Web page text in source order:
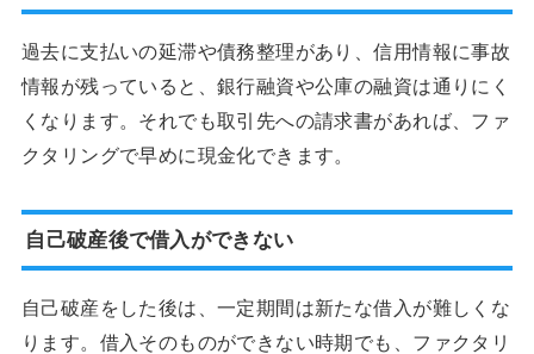
過去に支払いの延滞や債務整理があり、信用情報に事故
情報が残っていると、銀行融資や公庫の融資は通りにく
くなります。それでも取引先への請求書があれば、ファ
クタリングで早めに現金化できます。
自己破産後で借入ができない
自己破産をした後は、一定期間は新たな借入が難しくな
ります。借入そのものができない時期でも、ファクタリ